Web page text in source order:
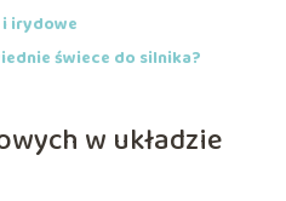
irydowe
świece do silnika?
w układzie